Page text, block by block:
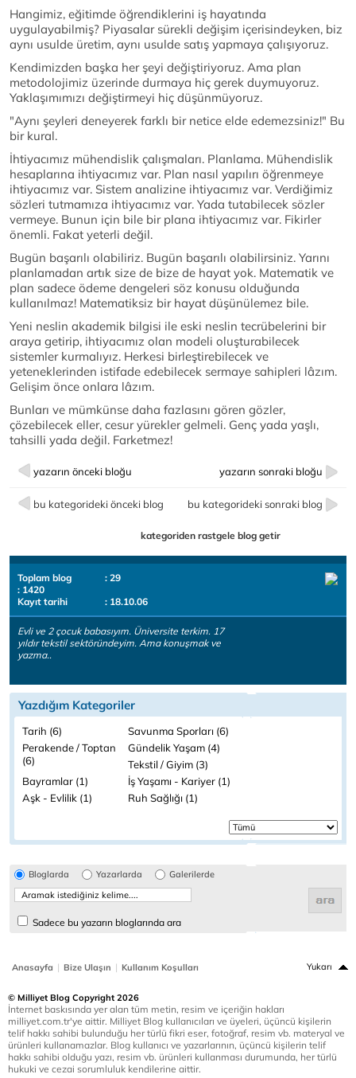
Hangimiz, eğitimde öğrendiklerini iş hayatında
uygulayabilmiş? Piyasalar sürekli değişim içerisindeyken, biz
aynı usulde üretim, aynı usulde satış yapmaya çalışıyoruz.
Kendimizden başka her şeyi değiştiriyoruz. Ama plan
metodolojimiz üzerinde durmaya hiç gerek duymuyoruz.
Yaklaşımımızı değiştirmeyi hiç düşünmüyoruz.
"Aynı şeyleri deneyerek farklı bir netice elde edemezsiniz!" Bu
bir kural.
İhtiyacımız mühendislik çalışmaları. Planlama. Mühendislik
hesaplarına ihtiyacımız var. Plan nasıl yapılırı öğrenmeye
ihtiyacımız var. Sistem analizine ihtiyacımız var. Verdiğimiz
sözleri tutmamıza ihtiyacımız var. Yada tutabilecek sözler
vermeye. Bunun için bile bir plana ihtiyacımız var. Fikirler
önemli. Fakat yeterli değil.
Bugün başarılı olabiliriz. Bugün başarılı olabilirsiniz. Yarını
planlamadan artık size de bize de hayat yok. Matematik ve
plan sadece ödeme dengeleri söz konusu olduğunda
kullanılmaz! Matematiksiz bir hayat düşünülemez bile.
Yeni neslin akademik bilgisi ile eski neslin tecrübelerini bir
araya getirip, ihtiyacımız olan modeli oluşturabilecek
sistemler kurmalıyız. Herkesi birleştirebilecek ve
yeteneklerinden istifade edebilecek sermaye sahipleri lâzım.
Gelişim önce onlara lâzım.
Bunları ve mümkünse daha fazlasını gören gözler,
çözebilecek eller, cesur yürekler gelmeli. Genç yada yaşlı,
tahsilli yada değil. Farketmez!
yazarın önceki bloğu yazarın sonraki bloğu
bu kategorideki önceki blog bu kategorideki sonraki blog
kategoriden rastgele blog getir
Toplam blog
: 29
: 1420
Kayıt tarihi
: 18.10.06
Evli ve 2 çocuk babasıyım. Üniversite terkim. 17
yıldır tekstil sektöründeyim. Ama konuşmak ve
yazma..
Yazdığım Kategoriler
Tarih (6)
Savunma Sporları (6)
Perakende / Toptan
(6)
Gündelik Yaşam (4)
Tekstil / Giyim (3)
Bayramlar (1)
İş Yaşamı - Kariyer (1)
Aşk - Evlilik (1)
Ruh Sağlığı (1)
Bloglarda Yazarlarda Galerilerde
Sadece bu yazarın bloglarında ara
Anasayfa | Bize Ulaşın | Kullanım Koşulları Yukarı
© Milliyet Blog Copyright 2026
İnternet baskısında yer alan tüm metin, resim ve içeriğin hakları
milliyet.com.tr'ye aittir. Milliyet Blog kullanıcıları ve üyeleri, üçüncü kişilerin
telif hakkı sahibi bulunduğu her türlü fikri eser, fotoğraf, resim vb. materyal ve
ürünleri kullanamazlar. Blog kullanıcı ve yazarlarının, üçüncü kişilerin telif
hakkı sahibi olduğu yazı, resim vb. ürünleri kullanması durumunda, her türlü
hukuki ve cezai sorumluluk kendilerine aittir.